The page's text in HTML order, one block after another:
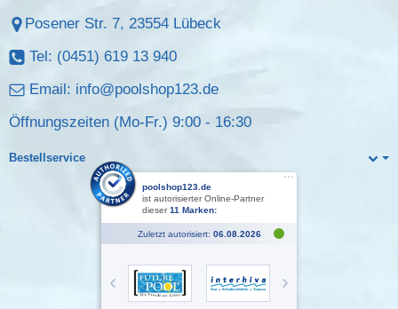
Posener Str. 7, 23554 Lübeck
Tel: (0451) 619 13 940
Email: info@poolshop123.de
Öffnungszeiten (Mo-Fr.) 9:00 - 16:30
Bestellservice